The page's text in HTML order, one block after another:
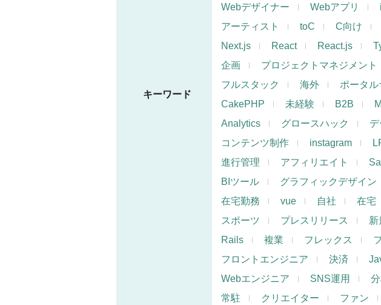
キーワード
Webデザイナー
Webアプリ
アーティスト
toC C向け
Next.js
React React.js
企画
プロジェクトマネジメント
フルスタック
海外 ポータル
CakePHP
未経験 B2B
Analytics
グロースハック
コンテンツ制作
instagram
進行管理
アフィリエイト
BIツール
グラフィックデザイン
在宅勤務
vue 自社 在宅
スポーツ
プレスリリース 新
Rails
複業 フレックス
フロントエンジニア
決済
Webエンジニア
SNS運用
常駐
クリエイター ファン